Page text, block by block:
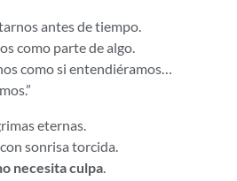
antes de tiempo.
como parte de algo.
como si entendiéramos…
eternas.
sonrisa torcida.
necesita culpa.